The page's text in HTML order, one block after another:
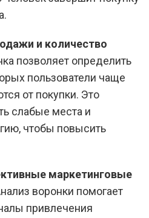
и количество
позволяет определить
пользователи чаще
от покупки. Это
слабые места и
чтобы повысить
маркетинговые
воронки помогает
привлечения